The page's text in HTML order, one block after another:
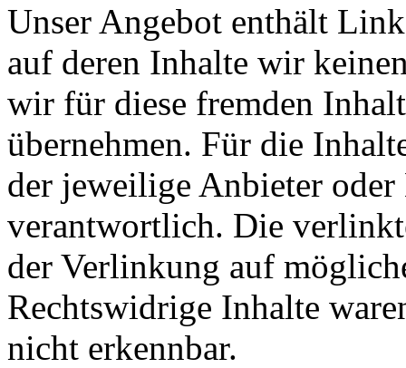
Unser Angebot enthält
auf deren Inhalte wir
wir für diese fremden
übernehmen. Für die
der jeweilige Anbieter oder
verantwortlich. Die
der Verlinkung auf
Rechtswidrige Inhalte
nicht erkennbar.